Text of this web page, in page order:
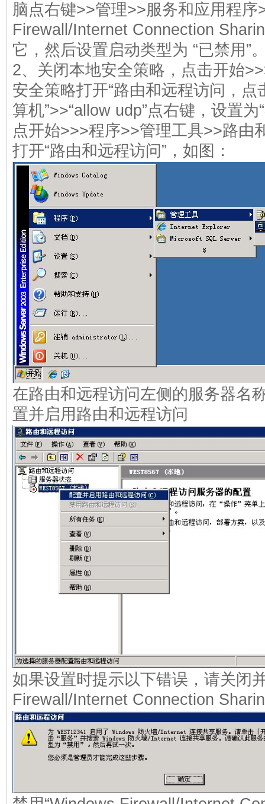
脑点右键>>管理>>服务和应用程
Firewall/Internet Connection
它，然后设置启动类型为 “已禁用”
2、关闭本地安全策略，点击开始
安全策略打开“路由和远程访问，点
算机”>>“allow udp”点右键，设置为
点开始>>>程序>>管理工具>>路由
打开“路由和远程访问”，如图：
在路由和远程访问左侧的服务器名
置并启用路由和远程访问
如果设置时提示以下错误，请关闭
Firewall/Internet Connection